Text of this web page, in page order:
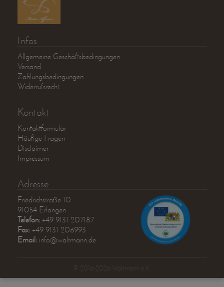
Infos
Allgemeine Geschäftsbedingungen
Versand
Zahlungsbedingungen
Widerrufsrecht
Kontakt
Kontaktformular
Häufige Fragen
Disclaimer
Impressum
Adresse
Friedrichstraße 10
91054 Erlangen
Telefon: +49 9131 207187
Fax: +49 9131 206993
Email: info@waltmann.de
© 2016-2026 Waltmann e.K.